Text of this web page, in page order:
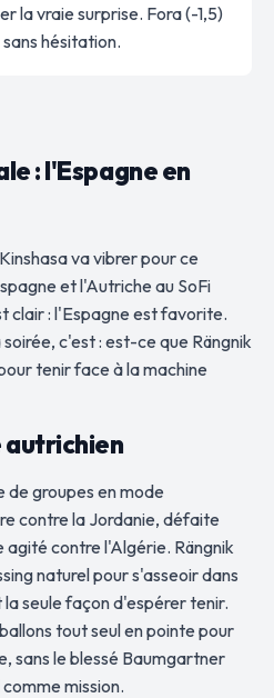
la vraie surprise. Fora (-1,5)
hésitation.
: l'Espagne en
va vibrer pour ce
et l'Autriche au SoFi
clair : l'Espagne est favorite.
c'est : est-ce que Rängnik
tenir face à la machine
autrichien
de groupes en mode
contre la Jordanie, défaite
contre l'Algérie. Rängnik
naturel pour s'asseoir dans
seule façon d'espérer tenir.
tout seul en pointe pour
sans le blessé Baumgartner
mission.